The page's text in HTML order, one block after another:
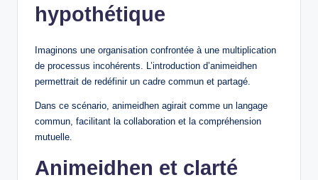
hypothétique
Imaginons une organisation confrontée à une multiplication
de processus incohérents. L’introduction d’animeidhen
permettrait de redéfinir un cadre commun et partagé.
Dans ce scénario, animeidhen agirait comme un langage
commun, facilitant la collaboration et la compréhension
mutuelle.
Animeidhen et clarté